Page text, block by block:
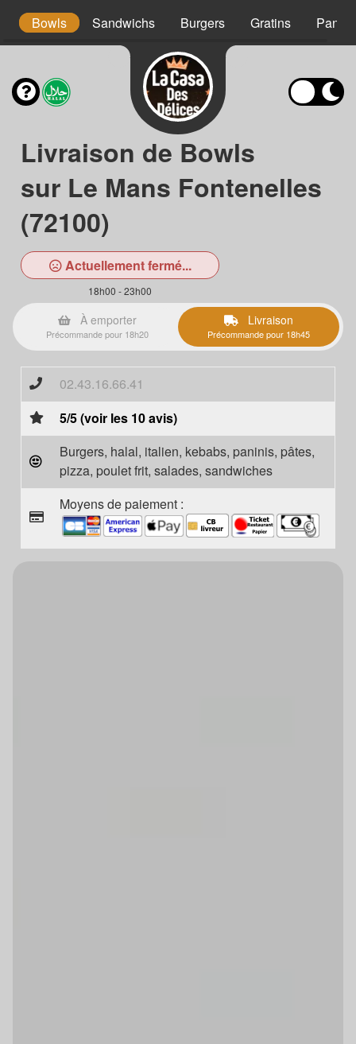
Bowls Sandwichs Burgers Gratins
Livraison de Bowls
sur Le Mans Fontenelles
(72100)
Actuellement fermé...
18h00 - 23h00
À emporter
Précommande pour 18h20
Livraison
Précommande pour 18h45
02.43.16.66.41
5/5 (voir les 10 avis)
Burgers, halal, italien, kebabs, paninis, pâtes,
pizza, poulet frit, salades, sandwiches
Moyens de paiement :